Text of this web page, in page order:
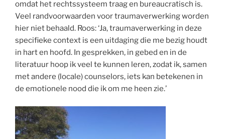
omdat het rechtssysteem traag en bureaucratisch is.
Veel randvoorwaarden voor traumaverwerking worden
hier niet behaald. Roos: ‘Ja, traumaverwerking in deze
specifieke context is een uitdaging die me bezig houdt
in hart en hoofd. In gesprekken, in gebed en in de
literatuur hoop ik veel te kunnen leren, zodat ik, samen
met andere (locale) counselors, iets kan betekenen in
de emotionele nood die ik om me heen zie.’